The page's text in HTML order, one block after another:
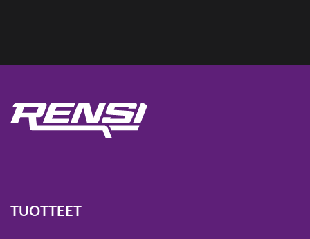
TUOTTEET